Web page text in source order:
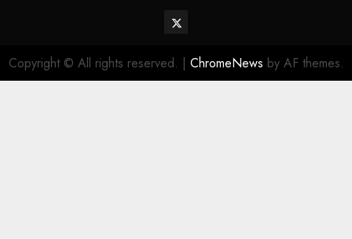
Twitter
Copyright © All rights reserved. | ChromeNews by AF themes.